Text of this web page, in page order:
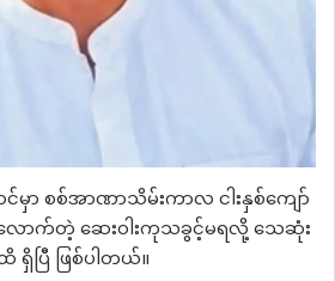
ာ စစ်‌အာဏာသိမ်းကာလ ငါးနှစ်ကျော်
ာက်တဲ့ ဆေးဝါးကုသခွင့်မရလို့ သေဆုံး
ရှိပြီ ဖြစ်ပါတယ်။